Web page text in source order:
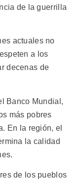
de la guerrilla
actuales no
a los
decenas de
Banco Mundial,
más pobres
En la región, el
la calidad
de los pueblos